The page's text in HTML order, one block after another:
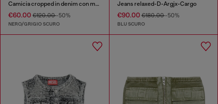
Camicia cropped in denim con maniche corte
€60.00 €120.00-50%
NERO/GRIGIO SCURO
Jeans relaxed-D-Argjx-Cargo
€90.00€180.00-50%
BLU SCURO